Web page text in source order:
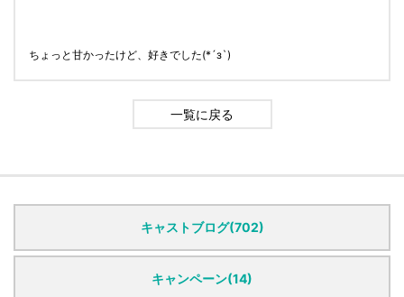
ちょっと甘かったけど、好きでした(*´з`)
一覧に戻る
キャストブログ(702)
キャンペーン(14)